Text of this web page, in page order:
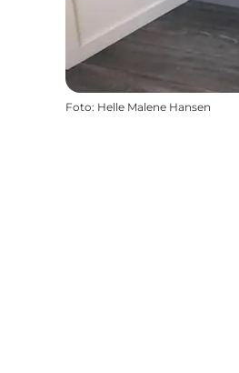
Foto: Helle Malene Hansen